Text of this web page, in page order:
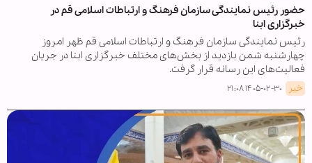
حضور رئیس نمایندگی سازمان فرهنگ و ارتباطات اسلامی قم در
خبرگزاری ابنا
رئیس نمایندگی سازمان فرهنگ و ارتباطات اسلامی قم ظهر امروز
چهارشنبه شمن بازدید از بخش‌های مختلف خبرگزاری ابنا در جریان
فعالیت‌های این رسانه قرار گرفت.
خبر ۱۴۰۵-۰۲-۳۰ ۲۱:۰۸